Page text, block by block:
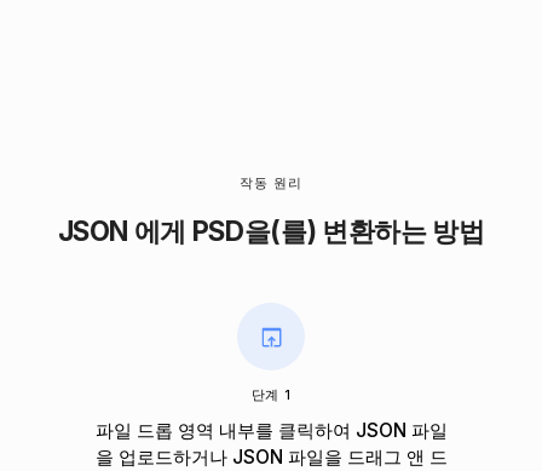
작동 원리
JSON 에게 PSD을(를) 변환하는 방법
단계 1
파일 드롭 영역 내부를 클릭하여 JSON 파일
을 업로드하거나 JSON 파일을 드래그 앤 드